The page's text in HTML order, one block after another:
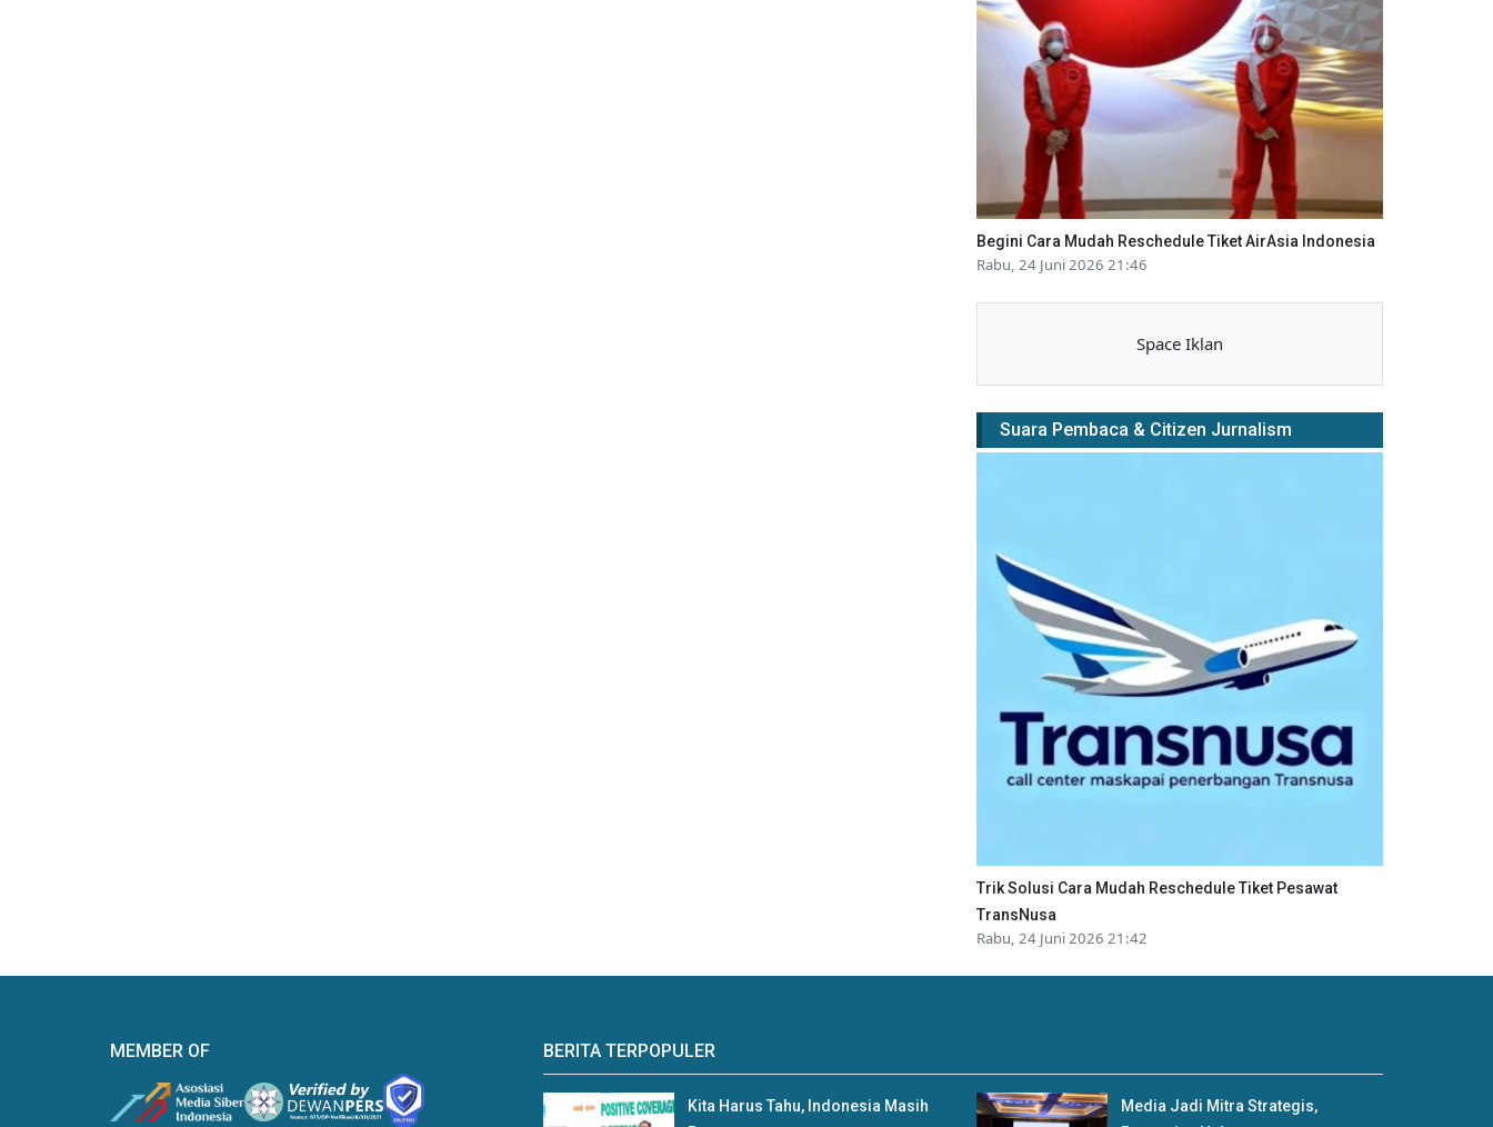
Begini Cara Mudah Reschedule Tiket AirAsia Indonesia
Rabu, 24 Juni 2026 21:46
Space Iklan
Suara Pembaca & Citizen Jurnalism
Trik Solusi Cara Mudah Reschedule Tiket Pesawat
TransNusa
Rabu, 24 Juni 2026 21:42
MEMBER OF BERITA TERPOPULER
Kita Harus Tahu, Indonesia Masih
Media Jadi Mitra Strategis,